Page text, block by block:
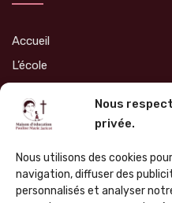
Nous
privée.
Nous utilisons des cookies
navigation, diffuser des
personnalisés et analyser
Accueil
L’école
Soutien
Nous contacter